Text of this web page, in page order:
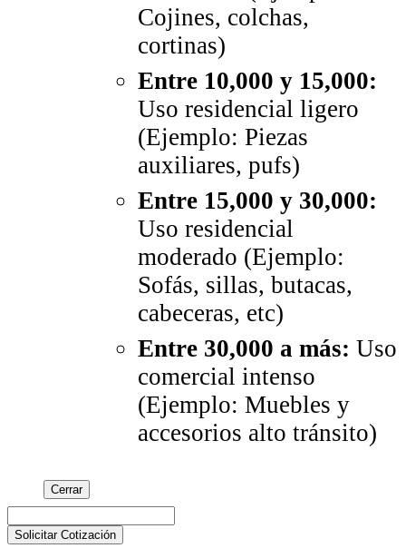
Cojines, colchas,
cortinas)
Entre 10,000 y 15,000:
Uso residencial ligero
(Ejemplo: Piezas
auxiliares, pufs)
Entre 15,000 y 30,000:
Uso residencial
moderado (Ejemplo:
Sofás, sillas, butacas,
cabeceras, etc)
Entre 30,000 a más: Uso
comercial intenso
(Ejemplo: Muebles y
accesorios alto tránsito)
Cerrar
Solicitar Cotización